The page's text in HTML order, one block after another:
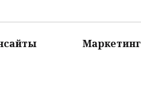
Маркетинг